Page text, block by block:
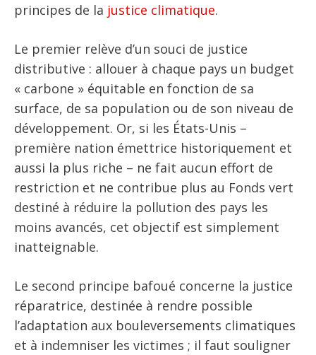
principes de la justice climatique.
Le premier relève d’un souci de justice
distributive : allouer à chaque pays un budget
« carbone » équitable en fonction de sa
surface, de sa population ou de son niveau de
développement. Or, si les États-Unis –
première nation émettrice historiquement et
aussi la plus riche – ne fait aucun effort de
restriction et ne contribue plus au Fonds vert
destiné à réduire la pollution des pays les
moins avancés, cet objectif est simplement
inatteignable.
Le second principe bafoué concerne la justice
réparatrice, destinée à rendre possible
l’adaptation aux bouleversements climatiques
et à indemniser les victimes ; il faut souligner